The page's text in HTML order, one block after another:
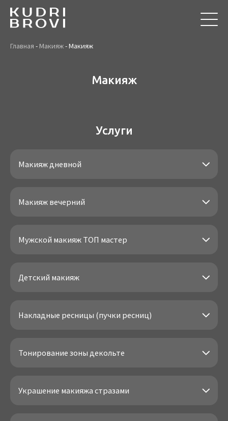
Главная - Макияж-Макияж
Макияж
Услуги
Макияж дневной
Макияж вечерний
Мужской макияж ТОП мастер
Детский макияж
Накладные ресницы (пучки ресниц)
Тонирование зоны декольте
Украшение макияжа стразами